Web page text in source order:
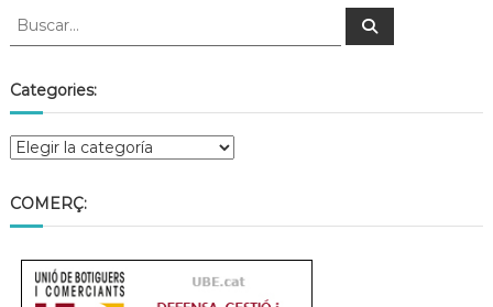
Categories:
COMERÇ: